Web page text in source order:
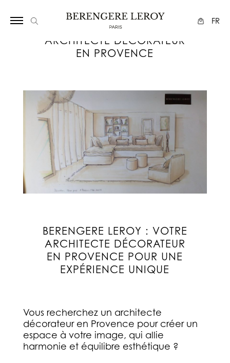
FR
ARCHITECTE DÉCORATEUR
EN PROVENCE
BERENGERE LEROY : VOTRE
ARCHITECTE DÉCORATEUR
EN PROVENCE POUR UNE
EXPÉRIENCE UNIQUE
Vous recherchez un architecte
décorateur en Provence pour créer un
espace à votre image, qui allie
harmonie et équilibre esthétique ?